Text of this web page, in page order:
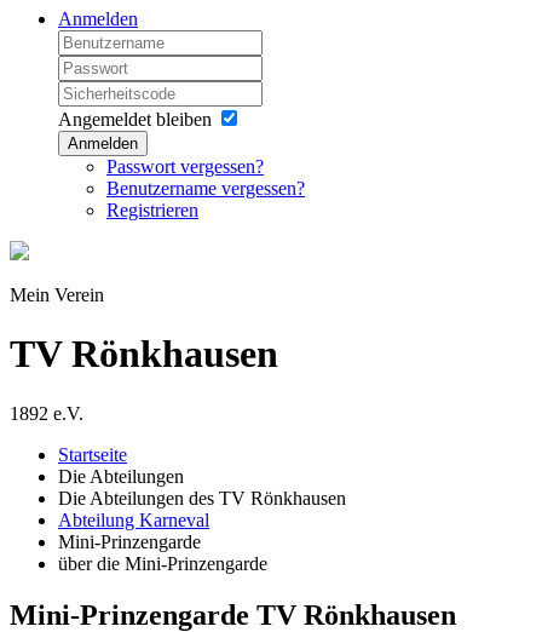
Anmelden
Angemeldet bleiben
Anmelden
Passwort vergessen?
Benutzername vergessen?
Registrieren
Mein Verein
TV Rönkhausen
1892 e.V.
Startseite
Die Abteilungen
Die Abteilungen des TV Rönkhausen
Abteilung Karneval
Mini-Prinzengarde
über die Mini-Prinzengarde
Mini-Prinzengarde TV Rönkhausen